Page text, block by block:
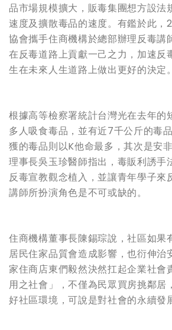
品市場規模擴大，販毒集團想方設法
速度及擴散毒品的速度。有鑑於此，
協會攜手住商機構於總部辦理反毒講
在反毒道路上貢獻一己之力，加速反
生在未來人生道路上做出更好的決定。
根據高等檢察署統計台灣光在去年的
多人吸食毒品，並有近7千公斤的毒
獲的毒品則以K他命最多，其次是安
理事長吳玉珍醫師指出，毒販利誘手
反毒宣教觀念植入，並讓青年學子來
講師所扮演角色是不可或缺的。
住商機構董事長陳錫琮說，社區如果
居民住家品質會造成影響，也衍伸治
家住商店東們毅然決然扛起企業社會
用之社會」，不僅為民眾買房挑鄰居
好社區環境，可說是對社會的永續發